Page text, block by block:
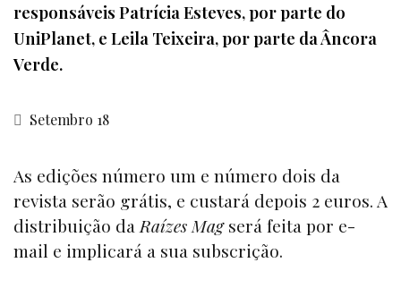
responsáveis Patrícia Esteves, por parte do
UniPlanet, e Leila Teixeira, por parte da Âncora
Verde.
Setembro 18
As edições número um e número dois da
revista serão grátis, e custará depois 2 euros. A
distribuição daRaízes Magserá feita por e-
mail e implicará a sua subscrição.